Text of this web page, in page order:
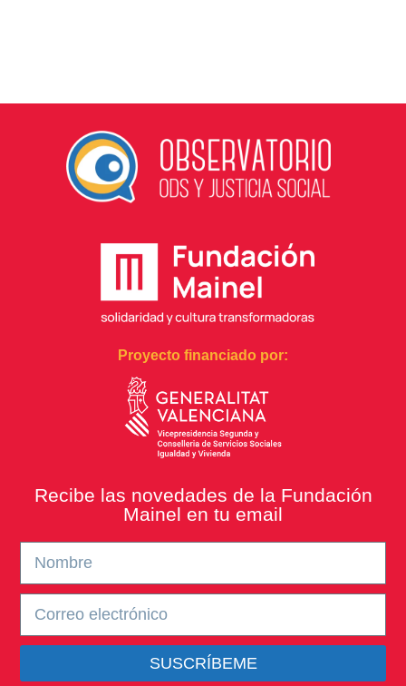
Proyecto financiado por:
Recibe las novedades de la Fundación
Mainel en tu email
SUSCRÍBEME